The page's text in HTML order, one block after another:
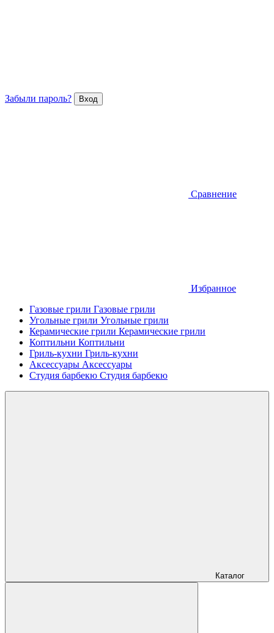
Забыли пароль?
Сравнение
Избранное
Газовые грили Газовые грили
Угольные грили Угольные грили
Керамические грили Керамические грили
Коптильни Коптильни
Гриль-кухни Гриль-кухни
Аксессуары Аксессуары
Студия барбекю Студия барбекю
Каталог